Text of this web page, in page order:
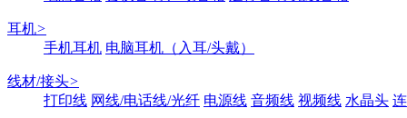
耳机>
手机耳机 电脑耳机（入耳/头戴）
线材/接头>
打印线 网线/电话线/光纤 电源线 音频线 视频线 水晶头